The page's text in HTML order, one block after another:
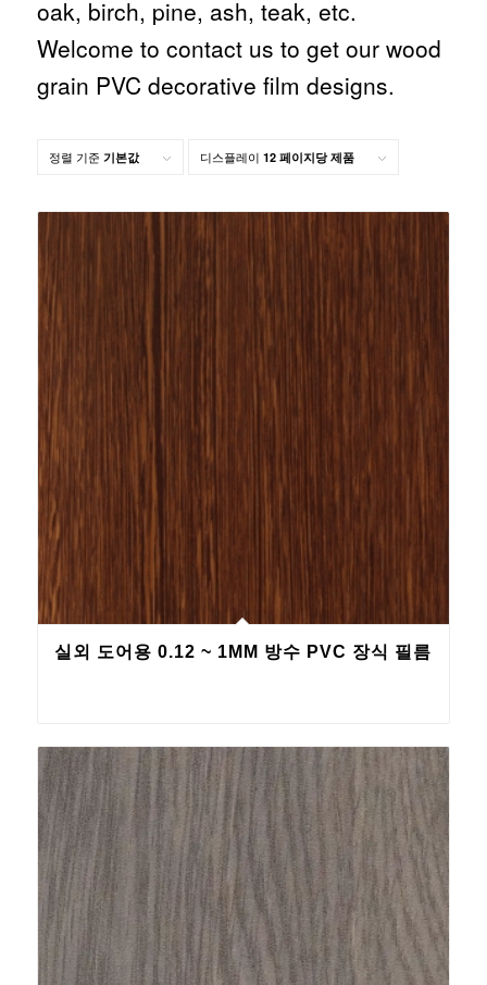
oak, birch, pine, ash, teak, etc.
Welcome to contact us to get our wood
grain PVC decorative film designs.
정렬 기준 기본값 디스플레이 12 페이지당 제품
실외 도어용 0.12 ~ 1MM 방수 PVC 장식 필름